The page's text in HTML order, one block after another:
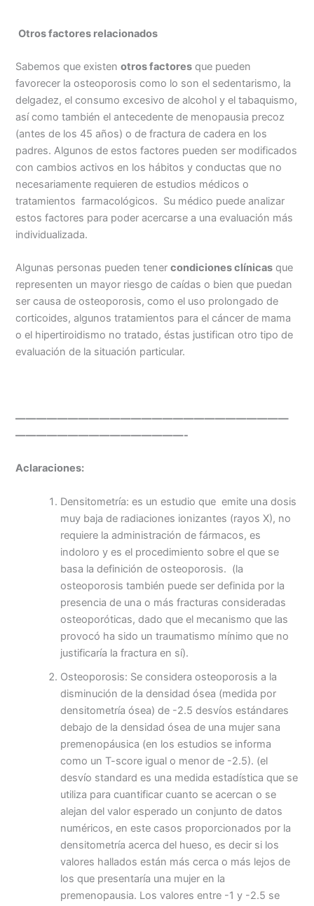
Otros factores relacionados
Sabemos que existenotros factores que pueden
favorecer la osteoporosis como lo son el sedentarismo, la
delgadez, el consumo excesivo de alcohol y el tabaquismo,
así como también el antecedente de menopausia precoz
(antes de los 45 años) o de fractura de cadera en los
padres.Algunos de estos factores pueden ser modificados
con cambios activos en los hábitos y conductas que no
necesariamente requieren de estudios médicos o
tratamientos farmacológicos. Su médico puede analizar
estos factores para poder acercarse a una evaluación más
individualizada.
Algunas personas pueden tenercondiciones clínicas que
representen un mayor riesgo de caídas o bien que puedan
ser causa de osteoporosis, como el uso prolongado de
corticoides, algunos tratamientos para el cáncer de mama
o el hipertiroidismo no tratado, éstas justifican otro tipo de
evaluación de la situación particular.
——————————————————————————
————————————————-
Aclaraciones:
Densitometría: es un estudio que emite una dosis
muy baja de radiaciones ionizantes (rayos X), no
requiere la administración de fármacos, es
indoloro y es el procedimiento sobre el que se
basa la definición de osteoporosis. (la
osteoporosis también puede ser definida por la
presencia de una o más fracturas consideradas
osteoporóticas, dado que el mecanismo que las
provocó ha sido un traumatismo mínimo que no
justificaría la fractura en sí).
Osteoporosis: Se considera osteoporosis a la
disminución de la densidad ósea (medida por
densitometría ósea) de -2.5 desvíos estándares
debajo de la densidad ósea de una mujer sana
premenopáusica (en los estudios se informa
como un T-score igual o menor de -2.5). (el
desvío standard es una medida estadística que se
utiliza para cuantificar cuanto se acercan o se
alejan del valor esperado un conjunto de datos
numéricos, en este casos proporcionados por la
densitometría acerca del hueso, es decir si los
valores hallados están más cerca o más lejos de
los que presentaría una mujer en la
premenopausia. Los valores entre -1 y -2.5 se